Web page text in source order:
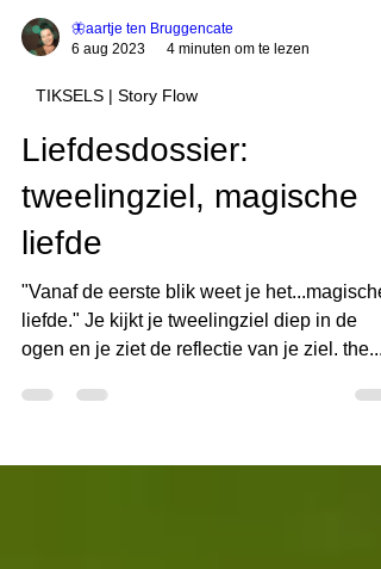
6 aug 2023
4 minuten om te lezen
TIKSELS | Story Flow
Liefdesdossier:
tweelingziel, magische
liefde
"Vanaf de eerste blik weet je het...magische
liefde." Je kijkt je tweelingziel diep in de
ogen en je ziet de reflectie van je ziel. the...